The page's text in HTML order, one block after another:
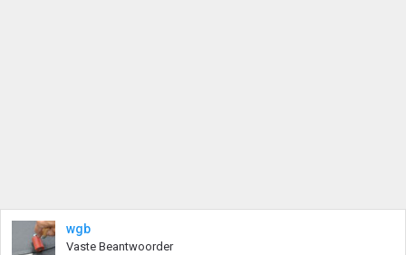
wgb
Vaste Beantwoorder